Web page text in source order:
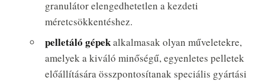
granulátor elengedhetetlen a kezdeti
méretcsökkentéshez.
pelletáló gépekalkalmasak olyan műveletekre,
amelyek a kiváló minőségű, egyenletes pelletek
előállítására összpontosítanak speciális gyártási